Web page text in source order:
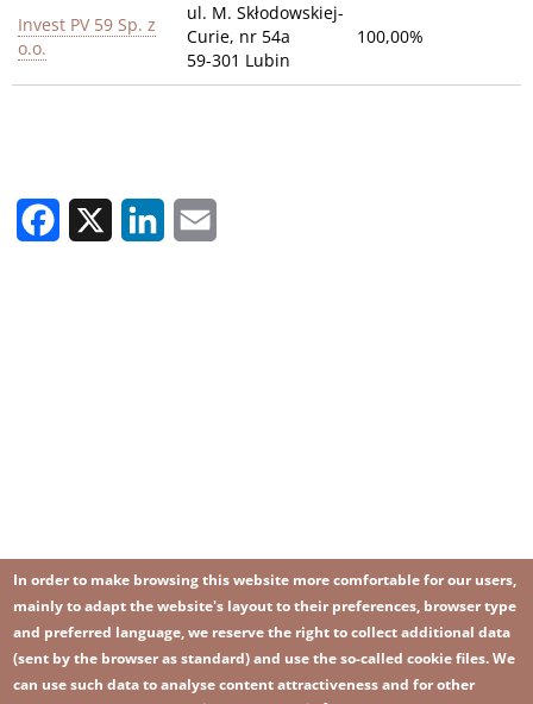
Invest PV 59 Sp. z
o.o.
ul. M. Skłodowskiej-
Curie, nr 54a
59-301 Lubin
100,00%
Facebook LinkedIn
In order to make browsing this website more comfortable for our users,
mainly to adapt the website's layout to their preferences, browser type
and preferred language, we reserve the right to collect additional data
(sent by the browser as standard) and use the so-called cookie files. We
can use such data to analyse content attractiveness and for other